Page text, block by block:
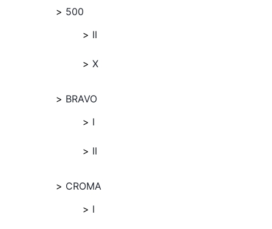
500
II
X
BRAVO
I
II
CROMA
I